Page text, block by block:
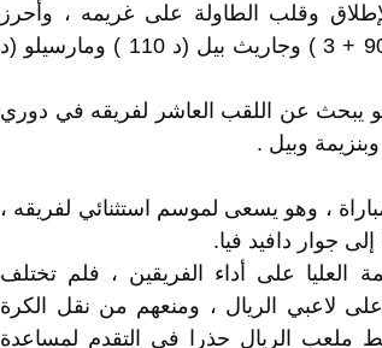
وقلب الطاولة على غريمه ، وأحرز
لأتلتيكو دييجو جودين ( د 36 ) وللريال راموس ( د 90 + 3 ) وجاريث بيل (د 110 ) ومارسيلو (د
يبحث عن اللقب العاشر لفريقه في دوري
، وهو يسعى لموسم استثنائي لفريقه ،
العليا على أداء الفريقين ، فلم تختلف
لاعبي الريال ، ومنعهم من نقل الكرة
ملعب الريال حذرا في التقدم لمساعدة